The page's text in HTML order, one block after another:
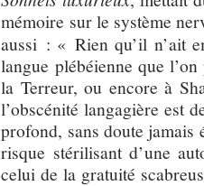
mémoire sur le système
aussi : « Rien qu’il n’ait
langue plébéienne que
la Terreur, ou encore à
l’obscénité langagière est
profond, sans doute
risque stérilisant d’une
celui de la gratuité